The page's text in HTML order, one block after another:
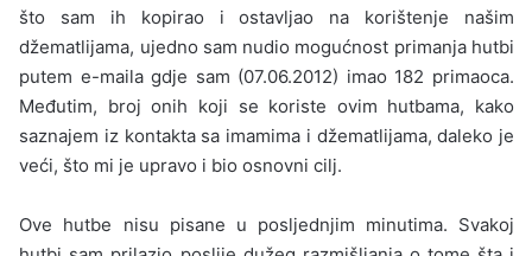
što sam ih kopirao i ostavljao na korištenje našim
džematlijama, ujedno sam nudio mogućnost primanja hutbi
putem e-maila gdje sam (07.06.2012) imao 182 primaoca.
Međutim, broj onih koji se koriste ovim hutbama, kako
saznajem iz kontakta sa imamima i džematlijama, daleko je
veći, što mi je upravo i bio osnovni cilj.
Ove hutbe nisu pisane u posljednjim minutima. Svakoj